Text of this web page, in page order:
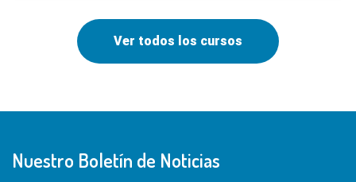
Ver todos los cursos
Nuestro Boletín de Noticias